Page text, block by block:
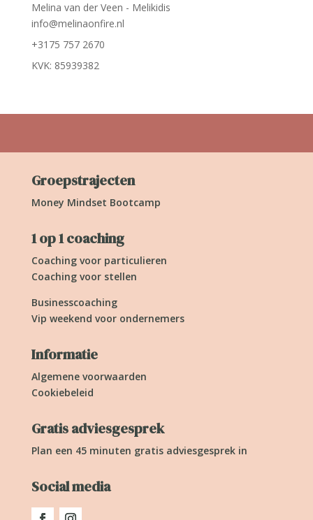
Melina van der Veen - Melikidis
info@melinaonfire.nl
+3175 757 2670
KVK: 85939382
Groepstrajecten
Money Mindset Bootcamp
1 op 1 coaching
Coaching voor particulieren
Coaching voor stellen
Businesscoaching
Vip weekend voor ondernemers
Informatie
Algemene voorwaarden
Cookiebeleid
Gratis adviesgesprek
Plan een 45 minuten gratis adviesgesprek in
Social media